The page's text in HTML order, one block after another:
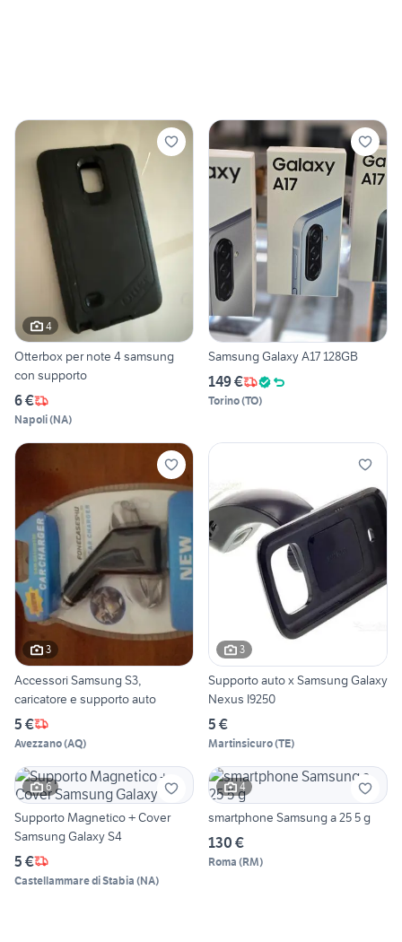
4
Otterbox per note 4 samsung
con supporto
6 €
Napoli(NA)
Samsung Galaxy A17 128GB
149 €
Torino(TO)
3
Accessori Samsung S3,
caricatore e supporto auto
5 €
Avezzano(AQ)
3
Supporto auto x Samsung Galaxy
Nexus I9250
5 €
Martinsicuro(TE)
6
Supporto Magnetico + Cover
Samsung Galaxy S4
5 €
Castellammare di Stabia (NA)
4
smartphone Samsung a 25 5 g
130 €
Roma (RM)